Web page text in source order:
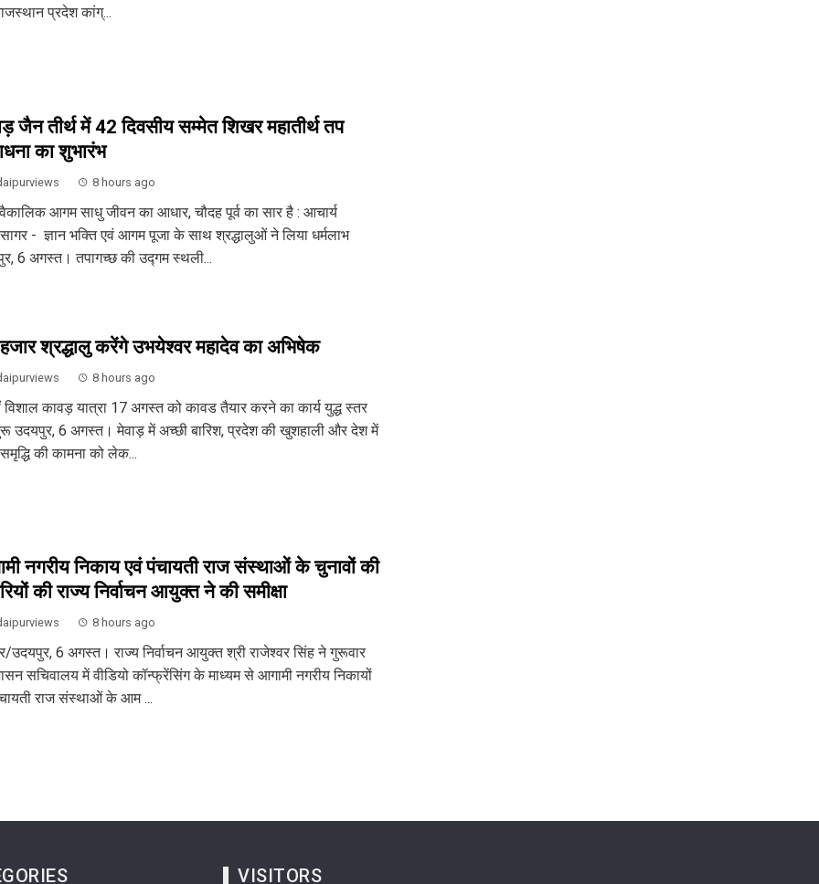
प्रदेश कांग्...
जैन तीर्थ में 42 दिवसीय सम्मेत शिखर महातीर्थ तप
का शुभारंभ
8 hours ago
आगम साधु जीवन का आधार, चौदह पूर्व का सार है : आचार्य
- ज्ञान भक्ति एवं आगम पूजा के साथ श्रद्धालुओं ने लिया धर्मलाभ
6 अगस्त। तपागच्छ की उद्गम स्थली...
श्रद्धालु करेंगे उभयेश्वर महादेव का अभिषेक
8 hours ago
विशाल कावड़ यात्रा 17 अगस्त को कावड तैयार करने का कार्य युद्ध स्तर
उदयपुर, 6 अगस्त। मेवाड़ में अच्छी बारिश, प्रदेश की खुशहाली और देश में
की कामना को लेक...
नगरीय निकाय एवं पंचायती राज संस्थाओं के चुनावों की
की राज्य निर्वाचन आयुक्त ने की समीक्षा
8 hours ago
उदयपुर, 6 अगस्त। राज्य निर्वाचन आयुक्त श्री राजेश्वर सिंह ने गुरूवार
सचिवालय में वीडियो कॉन्फ्रेंसिंग के माध्यम से आगामी नगरीय निकायों
राज संस्थाओं के आम ...
VISITORS